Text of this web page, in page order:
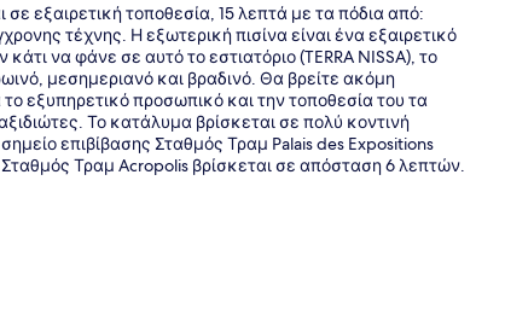
εξαιρετική τοποθεσία, 15 λεπτά με τα πόδια από:
τέχνης. Η εξωτερική πισίνα είναι ένα εξαιρετικό
να φάνε σε αυτό το εστιατόριο (TERRA NISSA), το
μεσημεριανό και βραδινό. Θα βρείτε ακόμη
εξυπηρετικό προσωπικό και την τοποθεσία του τα
Το κατάλυμα βρίσκεται σε πολύ κοντινή
επιβίβασης Σταθμός Τραμ Palais des Expositions
Τραμ Acropolis βρίσκεται σε απόσταση 6 λεπτών.